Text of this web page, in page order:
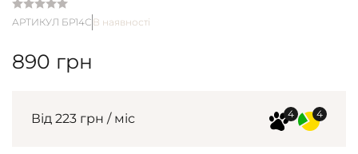
АРТИКУЛ БР14С В наявності
890 грн
Від 223 грн / міс